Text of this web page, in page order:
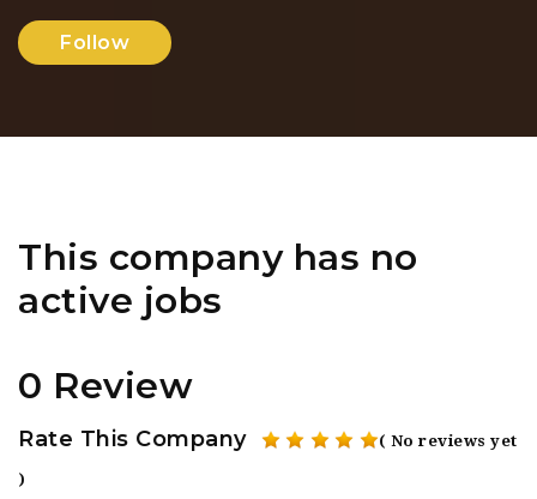
Follow
This company has no
active jobs
0 Review
Rate This Company ( No reviews yet
)